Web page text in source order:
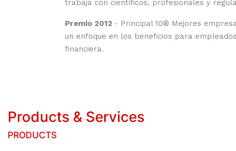
trabaja con científicos, profesionales y
Premio 2012 - Principal 10® Mejores
un enfoque en los beneficios para
financiera.
Products & Services
PRODUCTS